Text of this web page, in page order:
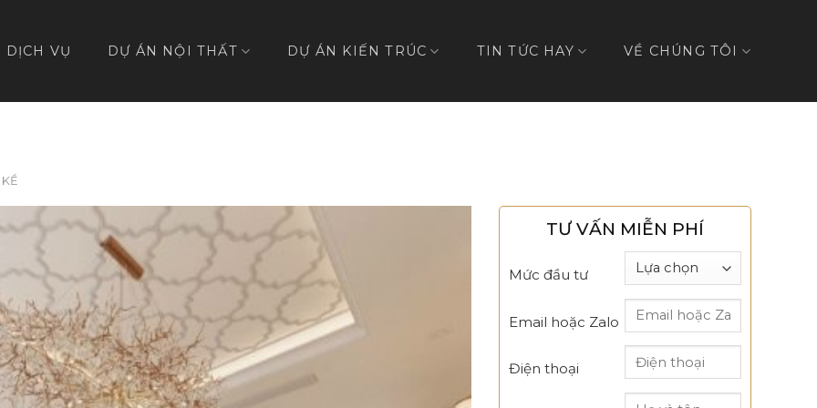
DỊCH VỤ DỰ ÁN NỘI THẤT DỰ ÁN KIẾN TRÚC TIN TỨC HAY VỀ CHÚNG TÔI
TƯ VẤN MIỄN PHÍ
Mức đầu tư
Email hoặc Zalo
Điện thoại